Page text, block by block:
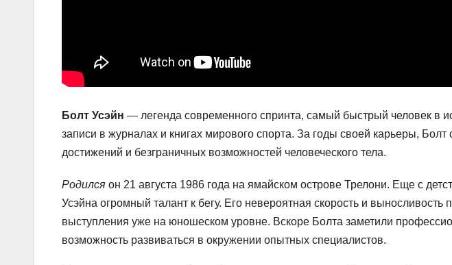
Болт Усэйн — легенда современного спринта, самый быстрый человек в
записи в журналах и книгах мирового спорта. За годы своей карьеры,
достижений и безграничных возможностей человеческого тела.
Родился он 21 августа 1986 года на ямайском острове Трелони. Еще с
Усэйна огромный талант к бегу. Его невероятная скорость и выносливость
выступления уже на юношеском уровне. Вскоре Болта заметили
возможность развиваться в окружении опытных специалистов.